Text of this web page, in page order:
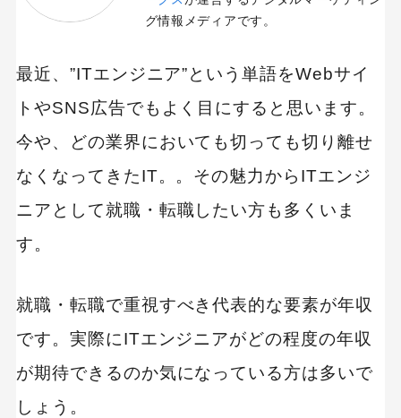
グ情報メディアです。
最近、”ITエンジニア”という単語をWebサイ
トやSNS広告でもよく目にすると思います。
今や、どの業界においても切っても切り離せ
なくなってきたIT。。その魅力からITエンジ
ニアとして就職・転職したい方も多くいま
す。
就職・転職で重視すべき代表的な要素が年収
です。実際にITエンジニアがどの程度の年収
が期待できるのか気になっている方は多いで
しょう。